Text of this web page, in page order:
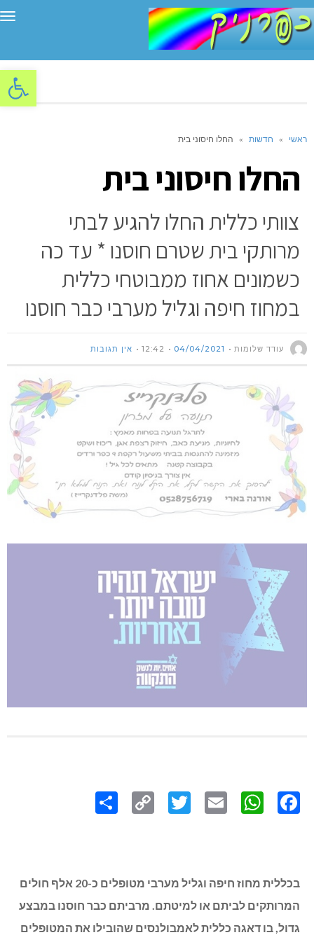
פתח
ראשי » חדשות » החלו חיסוני בית
החלו חיסוני בית
צוותי כללית החלו להגיע לבתי
מרותקי בית שטרם חוסנו * עד כה
כשמונים אחוז ממבוטחי כללית
במחוז חיפה וגליל מערבי כבר חוסנו
עודד שלומות 04/04/2021
12:42 אין תגובות
Link
בכללית מחוז חיפה וגליל מערבי מטופלים כ-20 אלף חולים
המרותקים לביתם או למיטתם. מרביתם כבר חוסנו במבצע
גדול, בו דאגה כללית לאמבולנסים שהובילו את המטופלים